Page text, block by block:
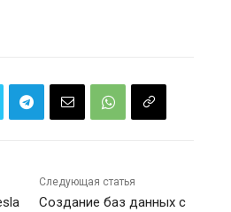
Следующая статья
Создание баз данных с